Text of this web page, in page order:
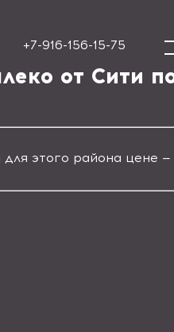
+7-916-156-15-75
от Сити
этого района цене —